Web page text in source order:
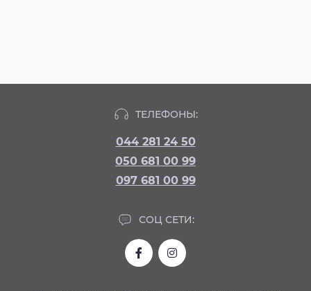
ТЕЛЕФОНЫ:
044 281 24 50
050 681 00 99
097 681 00 99
СОЦ СЕТИ: